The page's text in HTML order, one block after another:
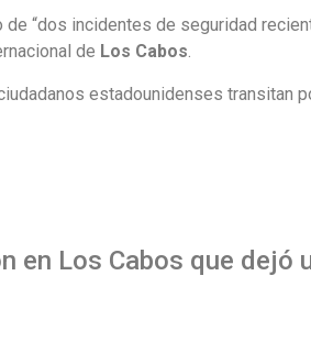
“dos incidentes de seguridad
de Los Cabos.
estadounidenses transitan
en Los Cabos que dejó